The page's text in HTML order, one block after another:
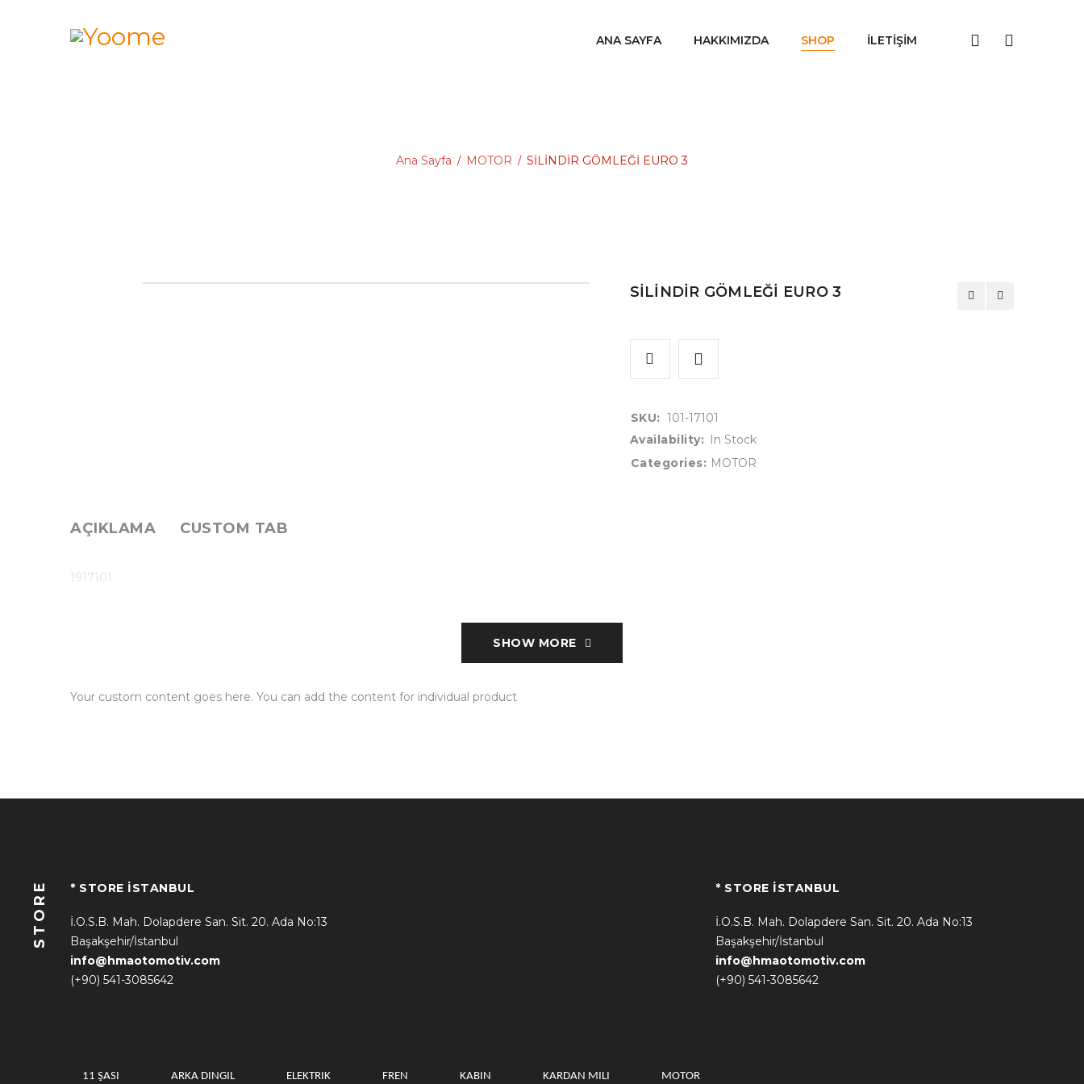
ANA SAYFA HAKKIMIZDA SHOP İLETIŞIM
Ana Sayfa / MOTOR / SİLİNDİR GÖMLEĞİ EURO 3
SİLİNDİR GÖMLEĞİ EURO 3
SKU: 101-17101
Availability: In Stock
Categories: MOTOR
AÇIKLAMA CUSTOM TAB
1917101
SHOW MORE
Your custom content goes here. You can add the content for individual product
STORE * STORE İSTANBUL
İ.O.S.B. Mah. Dolapdere San. Sit. 20. Ada No:13
Başakşehir/İstanbul
info@hmaotomotiv.com
(+90) 541-3085642
* STORE İSTANBUL
İ.O.S.B. Mah. Dolapdere San. Sit. 20. Ada No:13
Başakşehir/İstanbul
info@hmaotomotiv.com
(+90) 541-3085642
11 ŞASI ARKA DINGIL ELEKTRIK FREN KABIN KARDAN MILI MOTOR